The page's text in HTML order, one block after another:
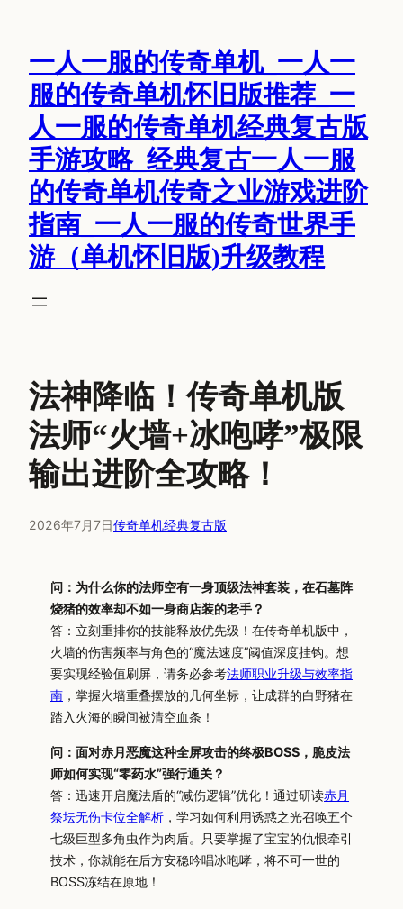
一人一服的传奇单机_一人一
服的传奇单机怀旧版推荐_一
人一服的传奇单机经典复古版
手游攻略_经典复古一人一服
的传奇单机传奇之业游戏进阶
指南_一人一服的传奇世界手
游（单机怀旧版)升级教程
法神降临！传奇单机版
法师“火墙+冰咆哮”极限
输出进阶全攻略！
2026年7月7日传奇单机经典复古版
问：为什么你的法师空有一身顶级法神套装，在石墓阵
烧猪的效率却不如一身商店装的老手？
答：立刻重排你的技能释放优先级！在传奇单机版中，
火墙的伤害频率与角色的“魔法速度”阈值深度挂钩。想
要实现经验值刷屏，请务必参考法师职业升级与效率指
南 ，掌握火墙重叠摆放的几何坐标，让成群的白野猪在
踏入火海的瞬间被清空血条！
问：面对赤月恶魔这种全屏攻击的终极BOSS，脆皮法
师如何实现“零药水”强行通关？
答：迅速开启魔法盾的“减伤逻辑”优化！通过研读赤月
祭坛无伤卡位全解析 ，学习如何利用诱惑之光召唤五个
七级巨型多角虫作为肉盾。只要掌握了宝宝的仇恨牵引
技术，你就能在后方安稳吟唱冰咆哮，将不可一世的
BOSS冻结在原地！